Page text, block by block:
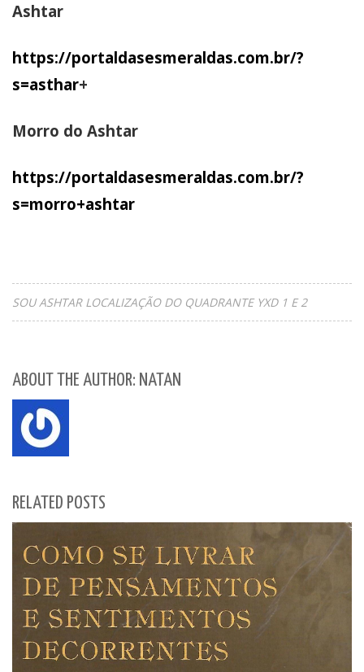
Ashtar
https://portaldasesmeraldas.com.br/?
s=asthar+
Morro do Ashtar
https://portaldasesmeraldas.com.br/?
s=morro+ashtar
SOU ASHTAR LOCALIZAÇÃO DO QUADRANTE YXD 1 E 2
ABOUT THE AUTHOR: NATAN
RELATED POSTS